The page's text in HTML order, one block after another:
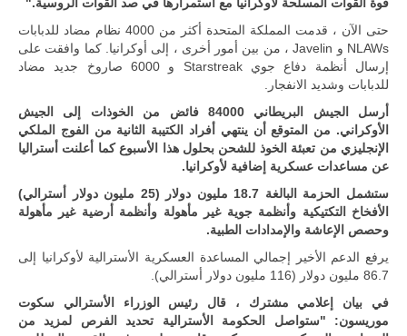
حتى الآن ، قدمت المملكة المتحدة أكثر من 4000 نظام مضاد للدبابات
NLAWs و Javelin ، من بين أمور أخرى ، إلى أوكرانيا. كما وافقت على
إرسال أنظمة دفاع جوي Starstreak و 6000 صاروخ جديد مضاد
للدبابات وشديد الانفجار.
أرسل الجيش البريطاني 84000 فائض من الخوذات إلى الجيش
الأوكراني. من المتوقع أن ينتهي أفراد الكتيبة الثانية من الفوج الملكي
الإنجليزي من تعبئة الخوذ للشحن بحلول هذا الأسبوع كما أعلنت أستراليا
عن مساعدات عسكرية إضافية لأوكرانيا.
ستشمل الحزمة البالغة 18.7 مليون دولار (25 مليون دولار أسترالي)
الأفخاخ التكتيكية وأنظمة جوية غير مأهولة وأنظمة أرضية غير مأهولة
وحصص الإعاشة والإمدادات الطبية.
يرفع الدعم الأخير إجمالي المساعدة العسكرية الأسترالية لأوكرانيا إلى
86.7 مليون دولار (116 مليون دولار أسترالي).
في بيان إعلامي مشترك ، قال رئيس الوزراء الأسترالي سكوت
موريسون: "ستواصل الحكومة الأسترالية تحديد الفرص لمزيد من